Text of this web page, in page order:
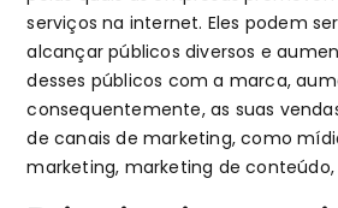
serviços na internet. Eles podem
alcançar públicos diversos e
desses públicos com a marca,
consequentemente, as suas
de canais de marketing, como
marketing, marketing de conteúdo,